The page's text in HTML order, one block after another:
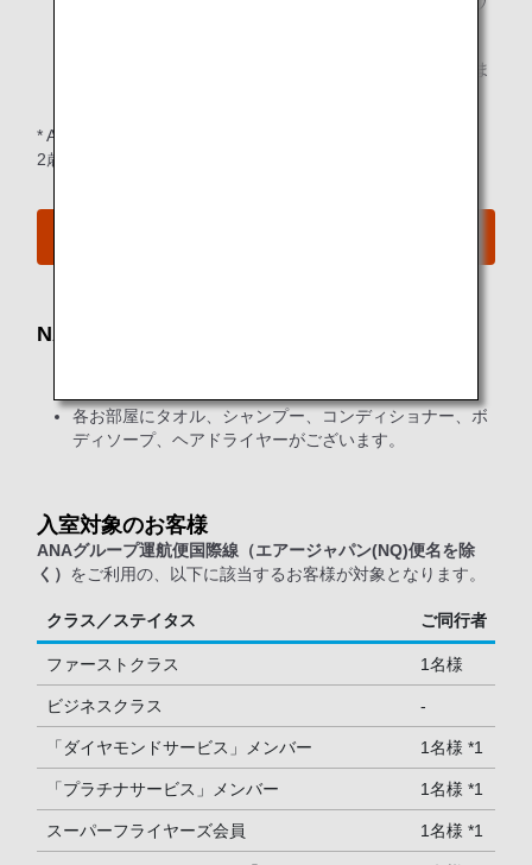
飲酒運転・20歳未満の方の飲酒は法律で禁止されていま
* ANAグループ運航便国際線でご到着のお客様
2歳未満の幼児は同行者としての数に含まれません。
NAA（成田国際空港）シャワールーム
各お部屋にタオル、シャンプー、コンディショナー、ボ
ディソープ、ヘアドライヤーがございます。
入室対象のお客様
ANAグループ運航便国際線（エアージャパン(NQ)便名を除
く） をご利用の、以下に該当するお客様が対象となります。
クラス／ステイタス ご同行者
ファーストクラス 1名様
ビジネスクラス -
「ダイヤモンドサービス」メンバー 1名様 *1
「プラチナサービス」メンバー 1名様 *1
スーパーフライヤーズ会員 1名様 *1